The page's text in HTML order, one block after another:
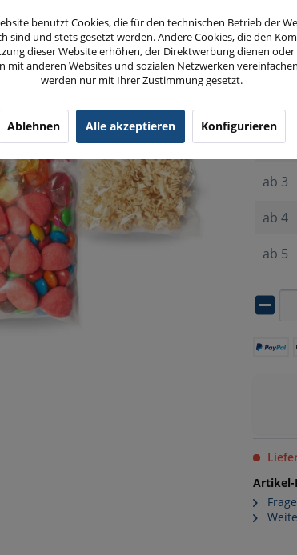
bis1
ab2
ab 3
ab4
ab 5
inkl.
Artikel-
benutzt Cookies, die für den technischen Betrieb der
sind und stets gesetzt werden. Andere Cookies, die den
dieser Website erhöhen, der Direktwerbung dienen oder
mit anderen Websites und sozialen Netzwerken
werden nur mit Ihrer Zustimmung gesetzt.
Ablehnen Alle akzeptieren Konfigurieren